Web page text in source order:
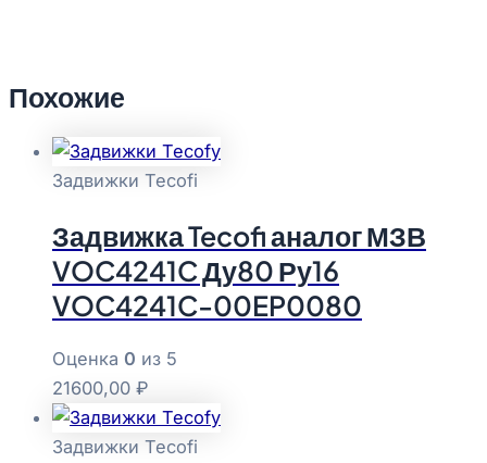
Похожие
Задвижки Tecofi
Задвижка Tecofi аналог МЗВ
VOC4241C Ду80 Ру16
VOC4241C-00EP0080
Оценка 0 из 5
21600,00 ₽
Задвижки Tecofi